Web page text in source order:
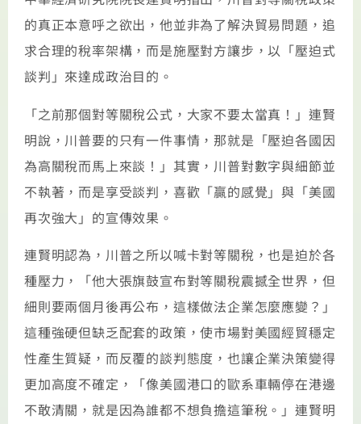
的真正本意呼之欲出，他並非為了解決貿易問題，追
求合理的稅率架構，而是施壓對方讓步，以「壓迫式
談判」來達成政治目的。
「之前那個對等關稅公式，大家不要太當真！」連賢
明說，川普要的只有一件事情，那就是「壓迫各國因
為高關稅而馬上來談！」其實，川普對數字與細節並
不執著，而是享受談判，喜歡「贏的感覺」與「美國
再次強大」的宣傳效果。
連賢明認為，川普之所以喊卡對等關稅，也是迫於各
種壓力，「他大張旗鼓宣布對等關稅震撼全世界，但
細則要兩個月後再公布，這樣做法企業怎麼應變？」
這種強硬但缺乏配套的政策，使市場對美國經貿穩定
性產生質疑，而反覆的談判態度，也讓企業決策變得
更加高度不確定，「像美國港口的歐系車輛停在港邊
不敢清關，就是因為誰都不想負擔這筆稅。」連賢明